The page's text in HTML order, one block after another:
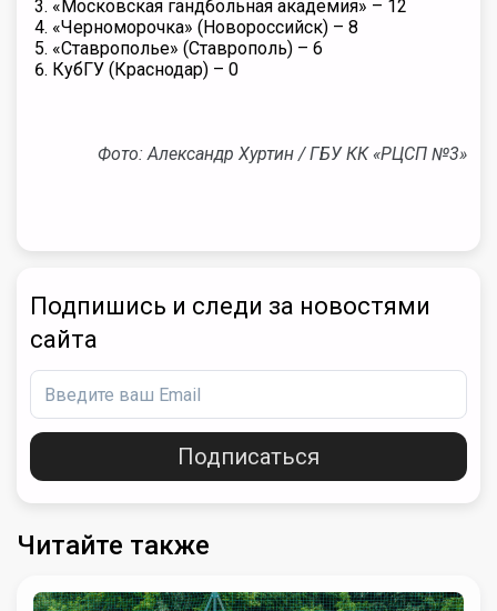
«Московская гандбольная академия» – 12
«Черноморочка» (Новороссийск) – 8
«Ставрополье» (Ставрополь) – 6
КубГУ (Краснодар) – 0
Фото: Александр Хуртин / ГБУ КК «РЦСП №3»
Подпишись и следи за новостями
сайта
Подписаться
Читайте также